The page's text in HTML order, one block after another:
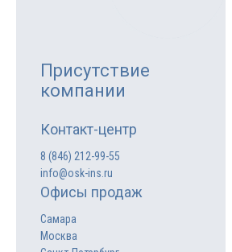
Присутствие
компании
Контакт-центр
8 (846) 212-99-55
info@osk-ins.ru
Офисы продаж
Самара
Москва